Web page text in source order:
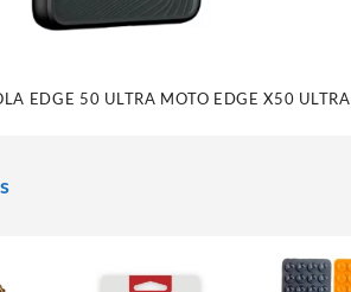
EDGE 50 ULTRA MOTO EDGE X50 ULTRA